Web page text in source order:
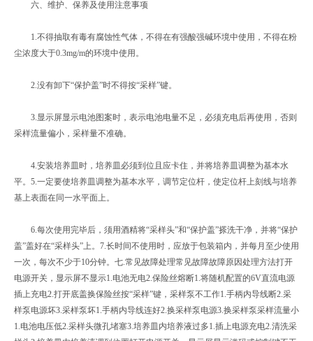
六、维护、保养及使用注意事项
1.不得抽取有毒有腐蚀性气体，不得在有强酸强碱环境中使用，不得在粉
尘浓度大于0.3mg/m的环境中使用。
2.没有卸下“保护盖”时不得按“采样”键。
3.显示屏显示电池图案时，表示电池电量不足，必须充电后再使用，否则
采样流量偏小，采样量不准确。
4.安装培养皿时，培养皿必须到位且应卡住，并将培养皿调整为基本水
平。5.一定要使培养皿调整为基本水平，调节定位杆，使定位杆上刻线与培养
基上表面在同一水平面上。
6.每次使用完毕后，须用酒精将“采样头”和“保护盖”搽洗干净，并将“保护
盖”盖好在“采样头”上。7.长时间不使用时，应放于包装箱内，并每月至少使用
一次，每次不少于10分钟。七.常见故障处理常见故障故障原因处理方法打开
电源开关，显示屏不显示1.电池无电2.保险丝熔断1.将随机配置的6V直流电源
插上充电2.打开底盖换保险丝按“采样”键，采样泵不工作1.手柄内导线断2.采
样泵电源坏3.采样泵坏1.手柄内导线连好2.换采样泵电源3.换采样泵采样流量小
1.电池电压低2.采样头微孔堵塞3.培养皿内培养液过多1.插上电源充电2.清洗采